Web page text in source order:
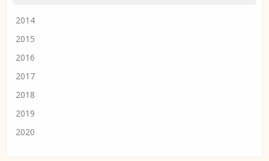
2014
2015
2016
2017
2018
2019
2020